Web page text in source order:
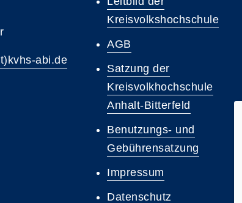
abi.de
Kreisvolkshochschule
AGB
Satzung der
Kreisvolkhochschule
Anhalt-Bitterfeld
Benutzungs- und
Gebührensatzung
Impressum
Datenschutz